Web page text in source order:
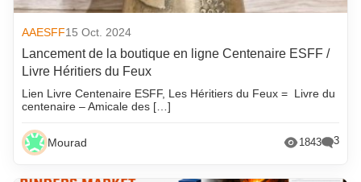
AAESFF15 Oct. 2024
Lancement de la boutique en ligne Centenaire ESFF /
Livre Héritiers du Feux
Lien Livre Centenaire ESFF, Les Héritiers du Feux = Livre du
centenaire – Amicale des […]
Mourad 1843 3